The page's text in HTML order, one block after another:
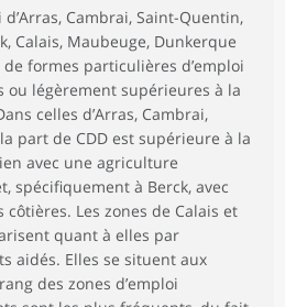
d’Arras, Cambrai, Saint-Quentin,
Calais, Maubeuge, Dunkerque
formes particulières d’emploi
ou légèrement supérieures à la
celles d’Arras, Cambrai,
part de CDD est supérieure à la
avec une agriculture
spécifiquement à Berck, avec
Les zones de Calais et
quant à elles par
aidés. Elles se situent aux
des zones d’emploi